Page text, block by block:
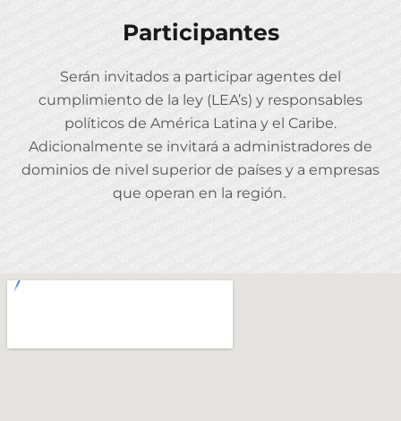
Participantes
Serán invitados a participar agentes del
cumplimiento de la ley (LEA’s) y responsables
políticos de América Latina y el Caribe.
Adicionalmente se invitará a administradores de
dominios de nivel superior de países y a empresas
que operan en la región.